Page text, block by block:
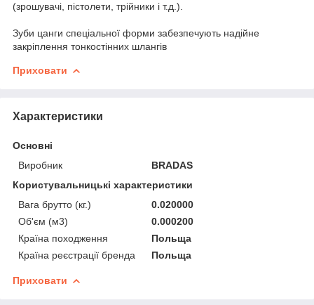
(зрошувачі, пістолети, трійники і т.д.).
Зуби цанги спеціальної форми забезпечують надійне
закріплення тонкостінних шлангів
Приховати
Характеристики
Основні
Виробник
BRADAS
Користувальницькі характеристики
Вага брутто (кг.)
0.020000
Об'єм (м3)
0.000200
Країна походження
Польща
Країна реєстрації бренда
Польща
Приховати